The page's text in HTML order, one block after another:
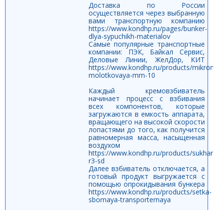
Доставка по России
осуществляется через выбранную
вами транспортную компанию
https://www.kondhp.ru/pages/bunker-
dlya-sypuchikh-materialov
Самые популярные транспортные
компании: ПЭК, Байкал Сервис,
Деловые Линии, ЖелДор, КИТ
https://www.kondhp.ru/products/
molotkovaya-mm-10
Каждый кремовзбиватель
начинает процесс с взбивания
всех компонентов, которые
загружаются в емкость аппарата,
вращающего на высокой скорости
лопастями до того, как получится
равномерная масса, насыщенная
воздухом
https://www.kondhp.ru/products/
r3-sd
Далее взбиватель отключается, а
готовый продукт выгружается с
помощью опрокидывания бункера
https://www.kondhp.ru/products/setka-
sbornaya-transporternaya